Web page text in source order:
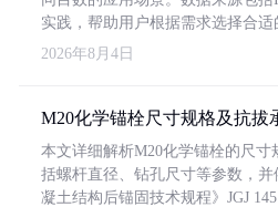
实践，帮助用户根据需求选择合适
2026年8月4日
M20化学锚栓尺寸规格及抗拔
本文详细解析M20化学锚栓的尺寸
括螺杆直径、钻孔尺寸等参数，
凝土结构后锚固技术规程》JGJ